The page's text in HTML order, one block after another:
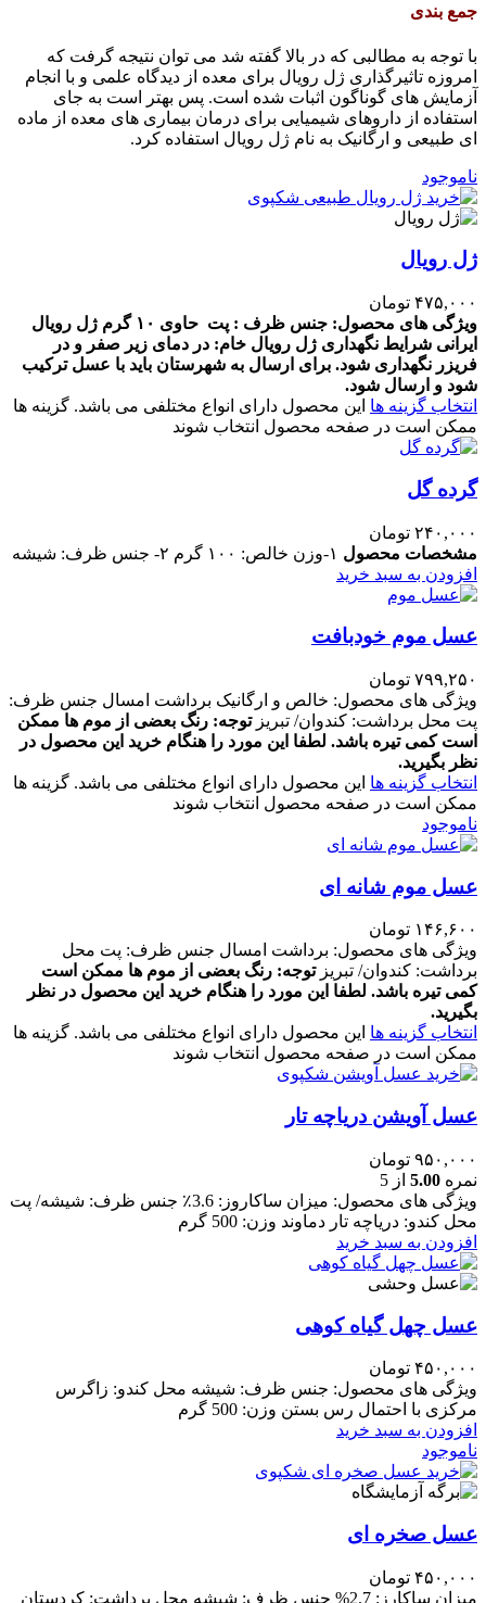
جمع بندی
با توجه به مطالبی که در بالا گفته شد می توان نتیجه گرفت که
امروزه تاثیرگذاری ژل رویال برای معده از دیدگاه علمی و با انجام
آزمایش های گوناگون اثبات شده است. پس بهتر است به جای
استفاده از داروهای شیمیایی برای درمان بیماری های معده از ماده
ای طبیعی و ارگانیک به نام ژل رویال استفاده کرد.
ناموجود
ژل رویال
۴۷۵,۰۰۰ تومان
ویژگی های محصول: جنس ظرف : پت
حاوی ۱۰ گرم ژل رویال
ایرانی شرایط نگهداری ژل رویال خام: در دمای زیر صفر و در
فریزر نگهداری شود. برای ارسال به شهرستان باید با عسل ترکیب
شود و ارسال شود.
انتخاب گزینه ها این محصول دارای انواع مختلفی می باشد. گزینه ها
ممکن است در صفحه محصول انتخاب شوند
گرده گل
۲۴۰,۰۰۰ تومان
مشخصات محصول
افزودن به سبد خرید
عسل موم خودبافت
۷۹۹,۲۵۰ تومان
ویژگی های محصول: خالص و ارگانیک برداشت امسال جنس ظرف:
پت محل برداشت: کندوان/ تبریزتوجه: رنگ بعضی از موم ها ممکن
است کمی تیره باشد. لطفا این مورد را هنگام خرید این محصول در
نظر بگیرید.
انتخاب گزینه ها این محصول دارای انواع مختلفی می باشد. گزینه ها
ممکن است در صفحه محصول انتخاب شوند
ناموجود
عسل موم شانه ای
۱۴۶,۶۰۰ تومان
ویژگی های محصول: برداشت امسال جنس ظرف: پت محل
برداشت: کندوان/ تبریزتوجه: رنگ بعضی از موم ها ممکن است
کمی تیره باشد. لطفا این مورد را هنگام خرید این محصول در نظر
بگیرید.
انتخاب گزینه ها این محصول دارای انواع مختلفی می باشد. گزینه ها
ممکن است در صفحه محصول انتخاب شوند
عسل آویشن دریاچه تار
۹۵۰,۰۰۰ تومان
نمره 5.00 از 5
ویژگی های محصول: میزان ساکاروز: 3.6٪ جنس ظرف: شیشه/ پت
محل کندو: دریاچه تار دماوند وزن: 500 گرم
افزودن به سبد خرید
عسل چهل گیاه کوهی
۴۵۰,۰۰۰ تومان
ویژگی های محصول: جنس ظرف: شیشه محل کندو: زاگرس
مرکزی با احتمال رس بستن وزن: 500 گرم
افزودن به سبد خرید
ناموجود
عسل صخره ای
۴۵۰,۰۰۰ تومان
میزان ساکارز: 2.7% جنس ظرف: شیشه محل برداشت: کردستان